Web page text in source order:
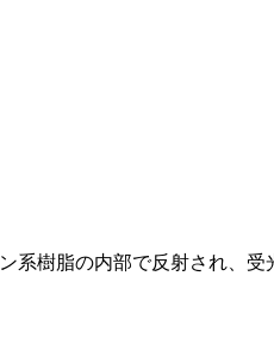
系樹脂の内部で反射され、受